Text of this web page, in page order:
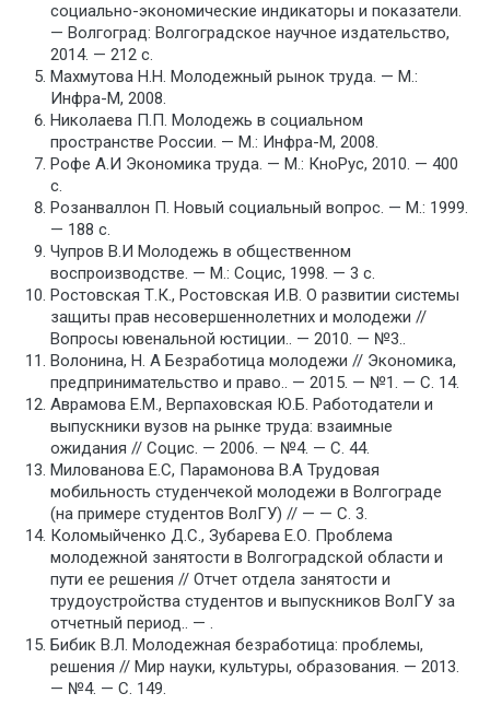
социально-экономические индикаторы и показатели.
— Волгоград: Волгоградское научное издательство,
2014. — 212 с.
Махмутова Н.Н. Молодежный рынок труда. — М.:
Инфра-М, 2008.
Николаева П.П. Молодежь в социальном
пространстве России. — М.: Инфра-М, 2008.
Рофе А.И Экономика труда. — М.: КноРус, 2010. — 400
с.
Розанваллон П. Новый социальный вопрос. — М.: 1999.
— 188 с.
Чупров В.И Молодежь в общественном
воспроизводстве. — М.: Социс, 1998. — 3 с.
Ростовская Т.К., Ростовская И.В. О развитии системы
защиты прав несовершеннолетних и молодежи //
Вопросы ювенальной юстиции.. — 2010. — №3..
Волонина, Н. А Безработица молодежи // Экономика,
предпринимательство и право.. — 2015. — №1. — С. 14.
Аврамова Е.М., Верпаховская Ю.Б. Работодатели и
выпускники вузов на рынке труда: взаимные
ожидания // Социс. — 2006. — №4. — С. 44.
Милованова Е.С, Парамонова В.А Трудовая
мобильность студенчекой молодежи в Волгограде
(на примере студентов ВолГУ) // — — С. 3.
Коломыйченко Д.С., Зубарева Е.О. Проблема
молодежной занятости в Волгоградской области и
пути ее решения // Отчет отдела занятости и
трудоустройства студентов и выпускников ВолГУ за
отчетный период.. — .
Бибик В.Л. Молодежная безработица: проблемы,
решения // Мир науки, культуры, образования. — 2013.
— №4. — С. 149.